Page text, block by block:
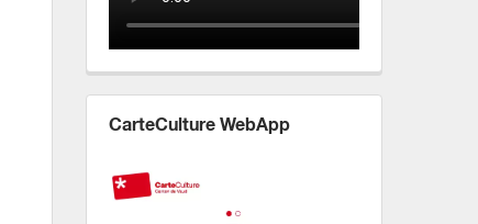
CarteCulture WebApp